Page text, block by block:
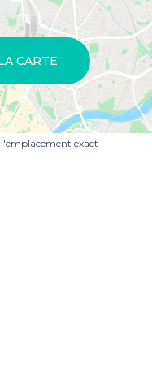
CARTE
exact